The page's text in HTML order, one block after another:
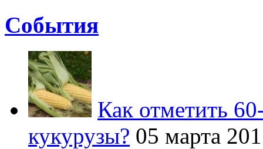
Cобытия
Как отметить
кукурузы? 05 марта